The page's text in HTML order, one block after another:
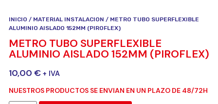
INICIO / MATERIAL INSTALACION / METRO TUBO SUPERFLEXIBLE
ALUMINIO AISLADO 152MM (PIROFLEX)
METRO TUBO SUPERFLEXIBLE
ALUMINIO AISLADO 152MM (PIROFLEX)
10,00 € + IVA
NUESTROS PRODUCTOS SE ENVIAN EN UN PLAZO DE 48/72H